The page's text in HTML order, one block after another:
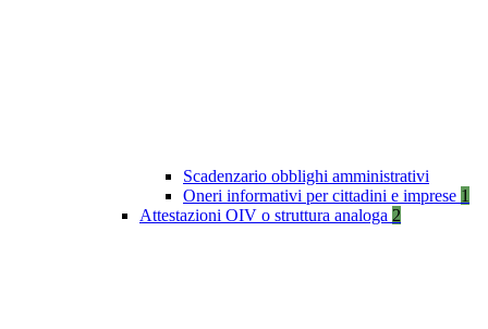
Scadenzario obblighi amministrativi
Oneri informativi per cittadini e imprese 1
Attestazioni OIV o struttura analoga 2